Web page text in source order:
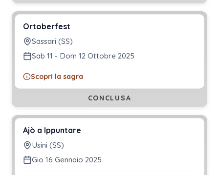
Ortoberfest
Sassari (SS)
Sab 11 - Dom 12 Ottobre 2025
Scopri la sagra
CONCLUSA
Ajò a Ippuntare
Usini (SS)
Gio 16 Gennaio 2025